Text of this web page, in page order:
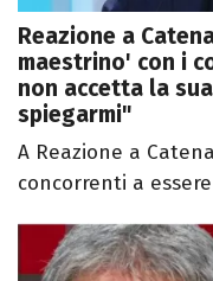
Reazione a
maestrino' con i
non accetta la
spiegarmi"
A Reazione a
concorrenti a